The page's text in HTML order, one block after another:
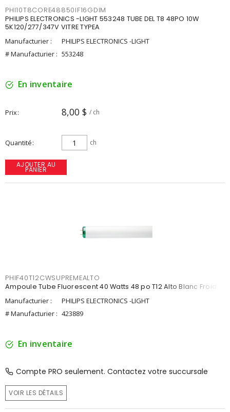
PHI10T8CORE48850IF16GDIM
PHILIPS ELECTRONICS -LIGHT 553248 TUBE DEL T8 48PO 10W
5K120/277/347V VITRE TYPEA
Manufacturier :
PHILIPS ELECTRONICS -LIGHT
# Manufacturier : 553248
En inventaire
Prix 8,00 $ / ch
Quantité ch
AJOUTER AU
PANIER
PHIF40T12CWSUPREMEALTO
Ampoule Tube Fluorescent 40 Watts 48 po T12 Alto Blanc Froid
Manufacturier :
PHILIPS ELECTRONICS -LIGHT
# Manufacturier : 423889
En inventaire
Compte PRO seulement. Contactez votre succursale
VOIR LES DÉTAILS